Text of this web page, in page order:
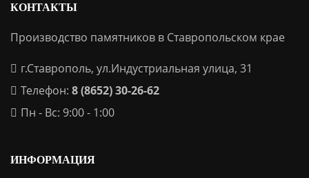
КОНТАКТЫ
Производство памятников в Ставропольском крае
г.Ставрополь, ул.Индустриальная улица, 31
Телефон: 8 (8652) 30-26-62
Пн - Вс: 9:00 - 1:00
ИНФОРМАЦИЯ